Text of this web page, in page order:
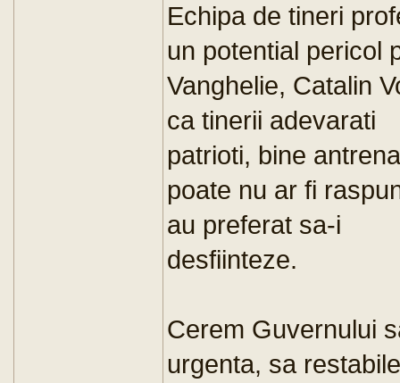
Echipa de tineri
un potential pericol
Vanghelie, Catalin
ca tinerii adevarati
patrioti, bine
poate nu ar fi
au preferat sa-i
desfiinteze.
Cerem Guvernului
urgenta, sa